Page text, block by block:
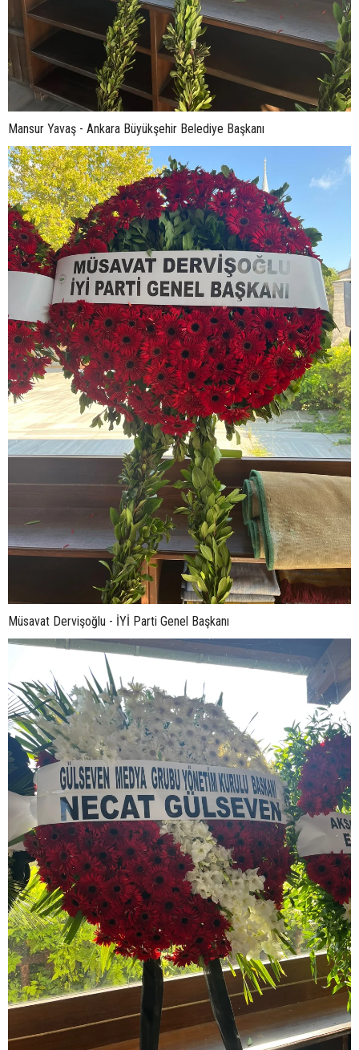
Mansur Yavaş - Ankara Büyükşehir Belediye Başkanı
Müsavat Dervişoğlu - İYİ Parti Genel Başkanı